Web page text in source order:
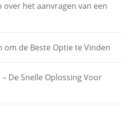
over het aanvragen van een
om de Beste Optie te Vinden
De Snelle Oplossing Voor